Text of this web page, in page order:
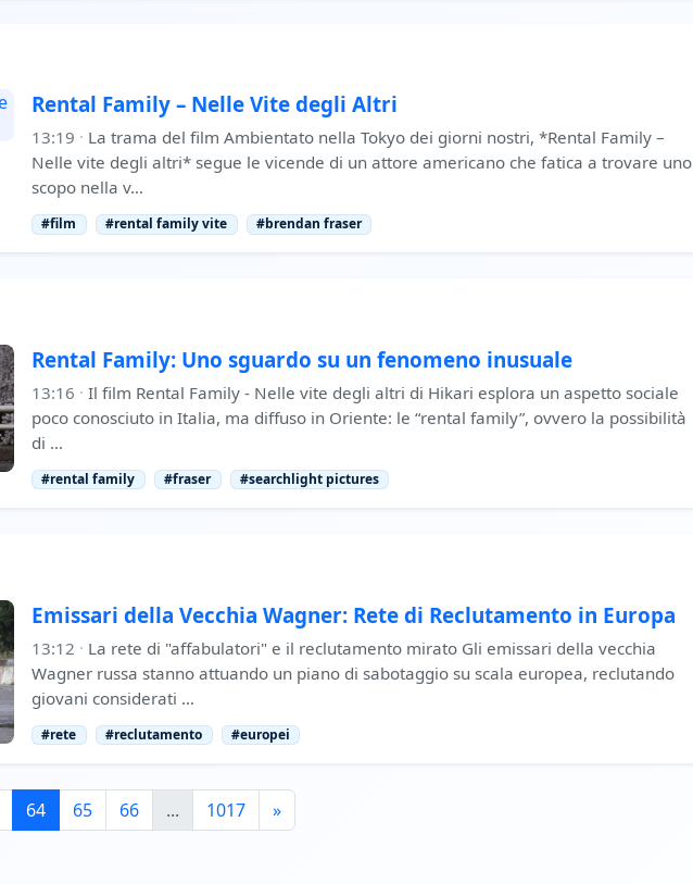
Rental Family – Nelle Vite degli Altri
13:19 · La trama del film Ambientato nella Tokyo dei giorni nostri, *Rental Family –
Nelle vite degli altri* segue le vicende di un attore americano che fatica a trovare uno
scopo nella v…
#film #rental family vite #brendan fraser
Rental Family: Uno sguardo su un fenomeno inusuale
13:16 · Il film Rental Family - Nelle vite degli altri di Hikari esplora un aspetto sociale
poco conosciuto in Italia, ma diffuso in Oriente: le “rental family”, ovvero la possibilità
di …
#rental family #fraser #searchlight pictures
Emissari della Vecchia Wagner: Rete di Reclutamento in Europa
13:12 · La rete di "affabulatori" e il reclutamento mirato Gli emissari della vecchia
Wagner russa stanno attuando un piano di sabotaggio su scala europea, reclutando
giovani considerati …
#rete #reclutamento #europei
64 65 66 ... 1017 »